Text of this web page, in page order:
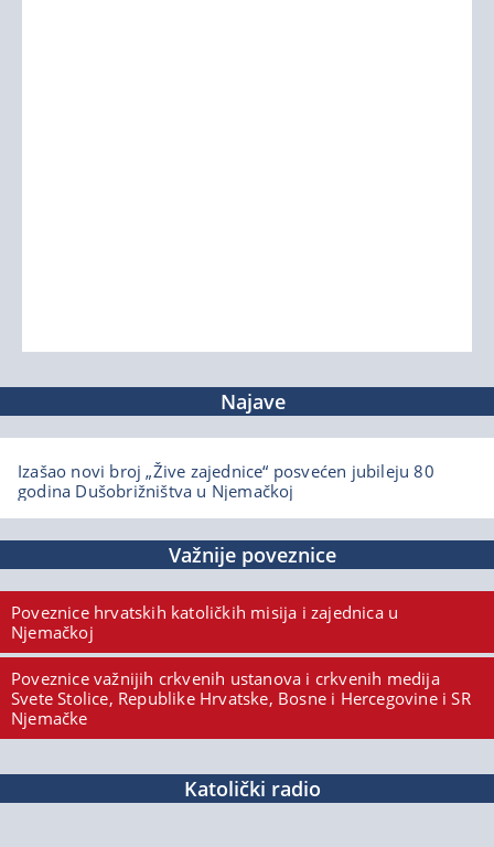
Najave
Izašao novi broj „Žive zajednice“ posvećen jubileju 80
godina Dušobrižništva u Njemačkoj
Važnije poveznice
Poveznice hrvatskih katoličkih misija i zajednica u
Njemačkoj
Poveznice važnijih crkvenih ustanova i crkvenih medija
Svete Stolice, Republike Hrvatske, Bosne i Hercegovine i SR
Njemačke
Katolički radio